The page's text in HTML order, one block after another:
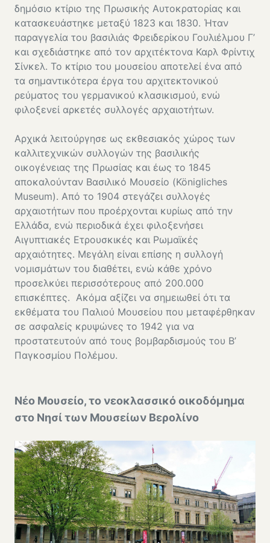
δημόσιο κτίριο της Πρωσικής Αυτοκρατορίας και
κατασκευάστηκε μεταξύ 1823 και 1830. Ήταν
παραγγελία του βασιλιάς Φρειδερίκου Γουλιέλμου Γ’
και σχεδιάστηκε από τον αρχιτέκτονα Καρλ Φρίντιχ
Σίνκελ. Το κτίριο του μουσείου αποτελεί ένα από
τα σημαντικότερα έργα του αρχιτεκτονικού
ρεύματος του γερμανικού κλασικισμού, ενώ
φιλοξενεί αρκετές συλλογές αρχαιοτήτων.
Αρχικά λειτούργησε ως εκθεσιακός χώρος των
καλλιτεχνικών συλλογών της βασιλικής
οικογένειας της Πρωσίας και έως το 1845
αποκαλούνταν Βασιλικό Μουσείο (Königliches
Museum). Από το 1904 στεγάζει συλλογές
αρχαιοτήτων που προέρχονται κυρίως από την
Ελλάδα, ενώ περιοδικά έχει φιλοξενήσει
Αιγυπτιακές Ετρουσκικές και Ρωμαϊκές
αρχαιότητες. Μεγάλη είναι επίσης η συλλογή
νομισμάτων του διαθέτει, ενώ κάθε χρόνο
προσελκύει περισσότερους από 200.000
επισκέπτες. Ακόμα αξίζει να σημειωθεί ότι τα
εκθέματα του Παλιού Μουσείου που μεταφέρθηκαν
σε ασφαλείς κρυψώνες το 1942 για να
προστατευτούν από τους βομβαρδισμούς του Β’
Παγκοσμίου Πολέμου.
Νέο Μουσείο, το νεοκλασσικό οικοδόμημα
στο Νησί των Μουσείων Βερολίνο